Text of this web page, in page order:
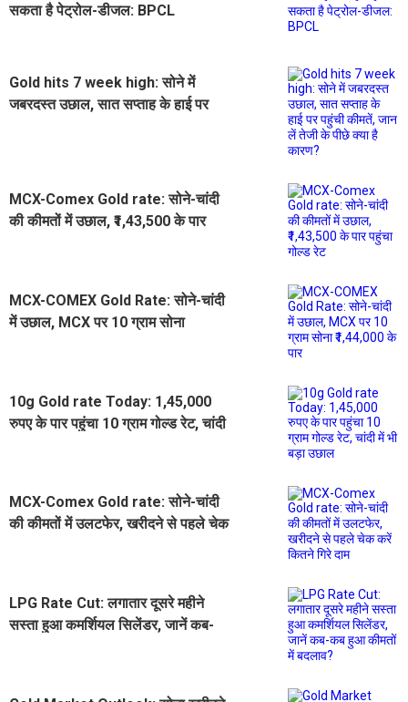
सकता है पेट्रोल-डीजल: BPCL
Gold hits 7 week high: सोने में
जबरदस्त उछाल, सात सप्ताह के हाई पर
MCX-Comex Gold rate: सोने-चांदी
की कीमतों में उछाल, ₹1,43,500 के पार
MCX-COMEX Gold Rate: सोने-चांदी
में उछाल, MCX पर 10 ग्राम सोना
10g Gold rate Today: 1,45,000
रुपए के पार पहुंचा 10 ग्राम गोल्ड रेट, चांदी
MCX-Comex Gold rate: सोने-चांदी
की कीमतों में उलटफेर, खरीदने से पहले चेक
LPG Rate Cut: लगातार दूसरे महीने
सस्ता हुआ कमर्शियल सिलेंडर, जानें कब-